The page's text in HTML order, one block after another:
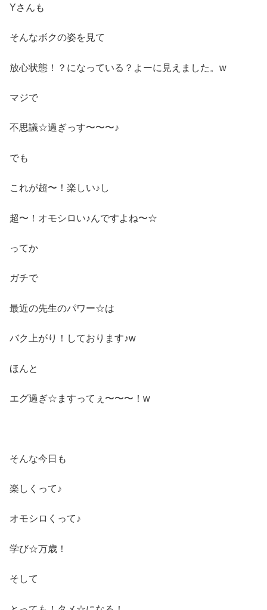
Yさんも
そんなボクの姿を見て
放心状態！？になっている？よーに見えました。w
マジで
不思議☆過ぎっす〜〜〜♪
でも
これが超〜！楽しい♪し
超〜！オモシロい♪んですよね〜☆
ってか
ガチで
最近の先生のパワー☆は
バク上がり！しております♪w
ほんと
エグ過ぎ☆ますってぇ〜〜〜！w
そんな今日も
楽しくって♪
オモシロくって♪
学び☆万歳！
そして